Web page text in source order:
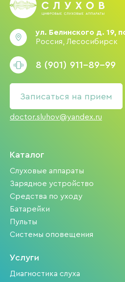
ул. Белинского д. 19,
Россия, Лесосибирск
8 (901) 911-89-99
Записаться на прием
doctor.sluhov@yandex.ru
Каталог
Слуховые аппараты
Зарядное устройство
Средства по уходу
Батарейки
Пульты
Системы оповещения
Услуги
Диагностика слуха